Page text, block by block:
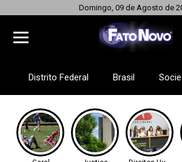
Domingo, 09 de Agosto de
Distrito Federal Brasil